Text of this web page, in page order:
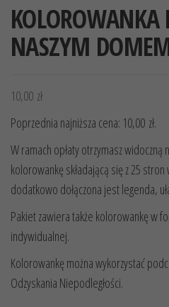
KOLOROWANKA
NASZYM
10,00 zł
Poprzednia najniższa cena: 10,00 zł.
W ramach opłaty otrzymasz
kolorowankę składającą się z 25
dodatkowo dołączona jest legenda,
Pakiet zawiera także kolorowankę w
indywidualnej.
Kolorowankę można wykorzystać
Odzyskania Niepodległości.